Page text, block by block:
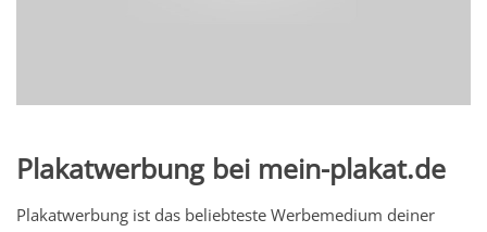
Plakatwerbung bei mein-plakat.de
Plakatwerbung ist das beliebteste Werbemedium deiner